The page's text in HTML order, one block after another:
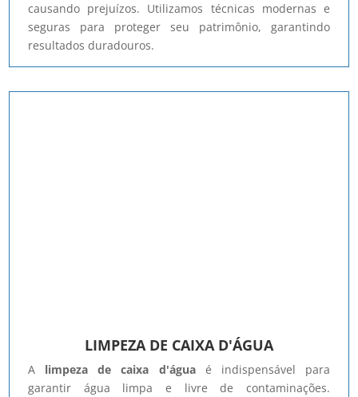
causando prejuízos. Utilizamos técnicas modernas e
seguras para proteger seu patrimônio, garantindo
resultados duradouros.
LIMPEZA DE CAIXA D'ÁGUA
A limpeza de caixa d'águaé indispensável para
garantir água limpa e livre de contaminações.